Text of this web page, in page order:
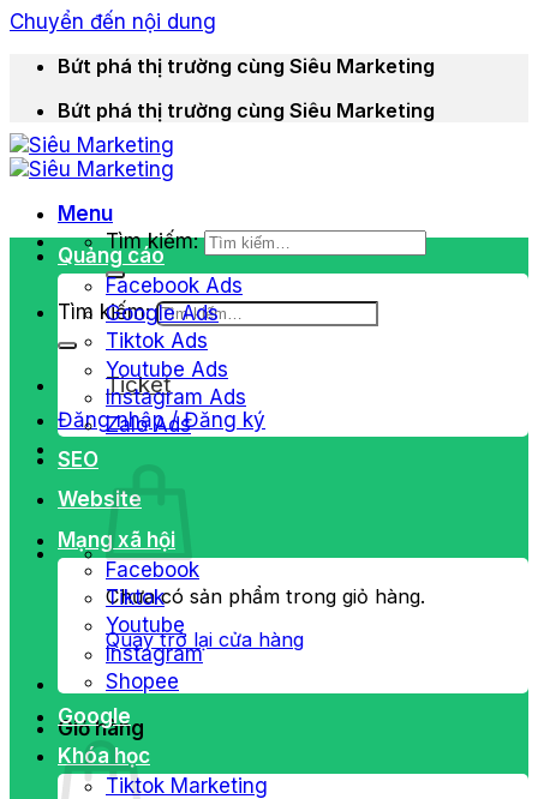
Chuyển đến nội dung
Bứt phá thị trường cùng Siêu Marketing
Bứt phá thị trường cùng Siêu Marketing
Menu
Tìm kiếm:
Tìm kiếm:
Ticket
Đăng nhập / Đăng ký
Chưa có sản phẩm trong giỏ hàng.
Quay trở lại cửa hàng
Giỏ hàng
Quảng cáo
Facebook Ads
Google Ads
Tiktok Ads
Youtube Ads
Instagram Ads
Zalo Ads
SEO
Website
Mạng xã hội
Facebook
Tiktok
Youtube
Instagram
Shopee
Google
Khóa học
Tiktok Marketing